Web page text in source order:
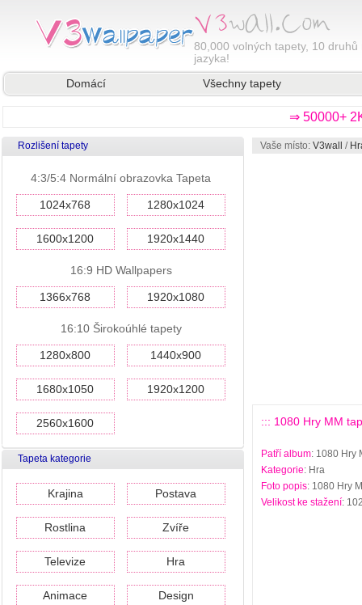
80,000 volných tapety, 10 druhů
jazyka!
Domácí
Všechny tapety
⇒ 50000+
Rozlišení tapety
4:3/5:4 Normální obrazovka Tapeta
1024x768 1280x1024
1600x1200 1920x1440
16:9 HD Wallpapers
1366x768 1920x1080
16:10 Širokoúhlé tapety
1280x800 1440x900
1680x1050 1920x1200
2560x1600
Tapeta kategorie
Krajina Postava
Rostlina Zvíře
Televize Hra
Animace Design
Vaše místo: V3wall /
::: 1080 Hry MM
Patří album: 1080 Hry
Kategorie: Hra
Foto popis: 1080 Hry
Velikost ke stažení: